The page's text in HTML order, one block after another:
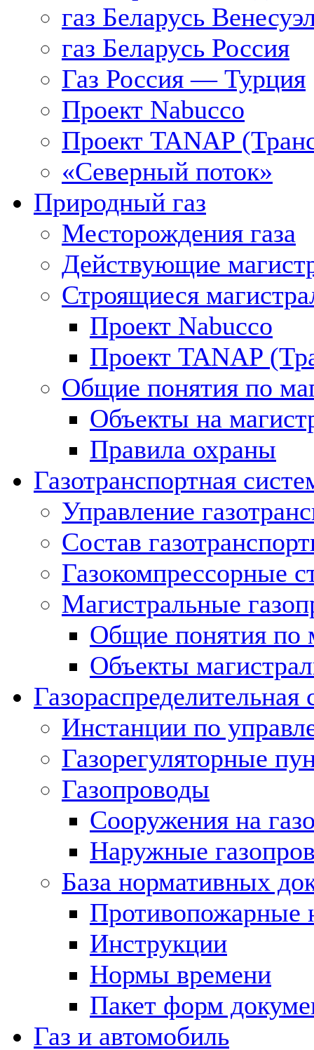
газ Беларусь
газ Беларусь Россия
Газ Россия — Турция
Проект Nabucco
Проект TANAP
«Северный поток»
Природный газ
Месторождения газа
Действующие
Строящиеся
Проект Nabucco
Проект TANAP
Общие понятия по
Объекты на
Правила охраны
Газотранспортная
Управление
Состав
Газокомпрессорные
Магистральные
Общие понятия по
Объекты
Газораспределительная
Инстанции по
Газорегуляторные
Газопроводы
Сооружения на
Наружные
База нормативных
Противопожарные
Инструкции
Нормы времени
Пакет форм
Газ и автомобиль